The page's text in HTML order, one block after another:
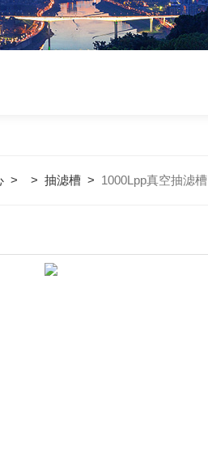
> > 抽滤槽> 1000Lpp真空抽滤槽